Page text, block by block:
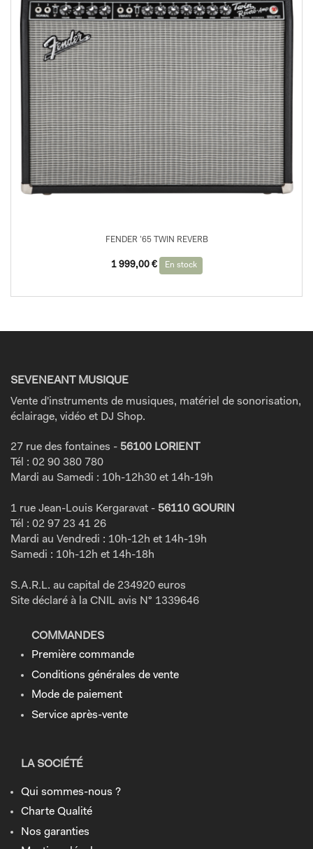
FENDER ’65 TWIN REVERB
Le
1 999,00 €
Le
En stock
SEVENEANT MUSIQUE
Vente d'instruments de musiques, matériel de sonorisation,
éclairage, vidéo et DJ Shop.
27 rue des fontaines - 56100 LORIENT
Tél : 02 90 380 780
Mardi au Samedi : 10h-12h30 et 14h-19h
1 rue Jean-Louis Kergaravat - 56110 GOURIN
Tél : 02 97 23 41 26
Mardi au Vendredi : 10h-12h et 14h-19h
Samedi : 10h-12h et 14h-18h
S.A.R.L. au capital de 234920 euros
Site déclaré à la CNIL avis N° 1339646
COMMANDES
Première commande
Conditions générales de vente
Mode de paiement
Service après-vente
LA SOCIÉTÉ
Qui sommes-nous ?
Charte Qualité
Nos garanties